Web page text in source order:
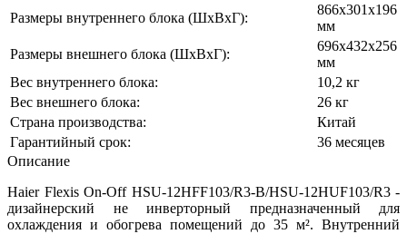
Размеры внутреннего блока (ШхВхГ):
866х301х196
мм
Размеры внешнего блока (ШхВхГ):
696х432х256
мм
Вес внутреннего блока:
10,2 кг
Вес внешнего блока:
26 кг
Страна производства:
Китай
Гарантийный срок:
36 месяцев
Описание
Haier Flexis On-Off HSU-12HFF103/R3-B/HSU-12HUF103/R3 -
дизайнерский не инверторный предназначенный для
охлаждения и обогрева помещений до 35 м². Внутренний